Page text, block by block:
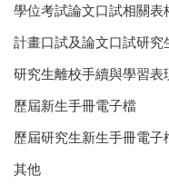
學位考試論文口試相關表
計畫口試及論文口試研
研究生離校手續與學習表
歷屆新生手冊電子檔
歷屆研究生新生手冊電子
其他